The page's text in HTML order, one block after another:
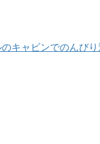
キャビンでのんび